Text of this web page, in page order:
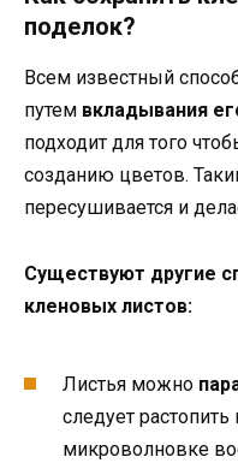
поделок?
Всем известный
путем вкладывания
подходит для того
созданию цветов.
пересушивается и
Существуют другие
кленовых листов:
Листья можно
следует растопить
микроволновке